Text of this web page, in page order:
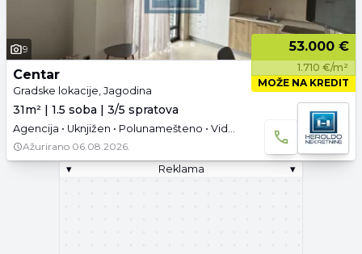
9 53.000 €
1.710 €/m²
MOŽE NA KREDIT
Centar
Gradske lokacije, Jagodina
31m² | 1.5 soba | 3/5 spratova
Agencija • Uknjižen • Polunamešteno • Video
Ažurirano 06.08.2026.
▾
Reklama ▾